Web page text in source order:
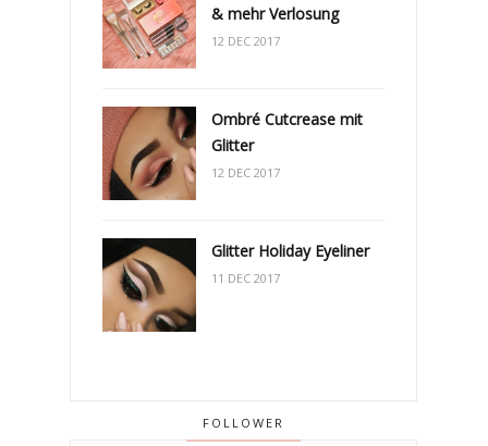
& mehr Verlosung
12 DEC 2017
Ombré Cutcrease mit
Glitter
12 DEC 2017
Glitter Holiday Eyeliner
11 DEC 2017
FOLLOWER